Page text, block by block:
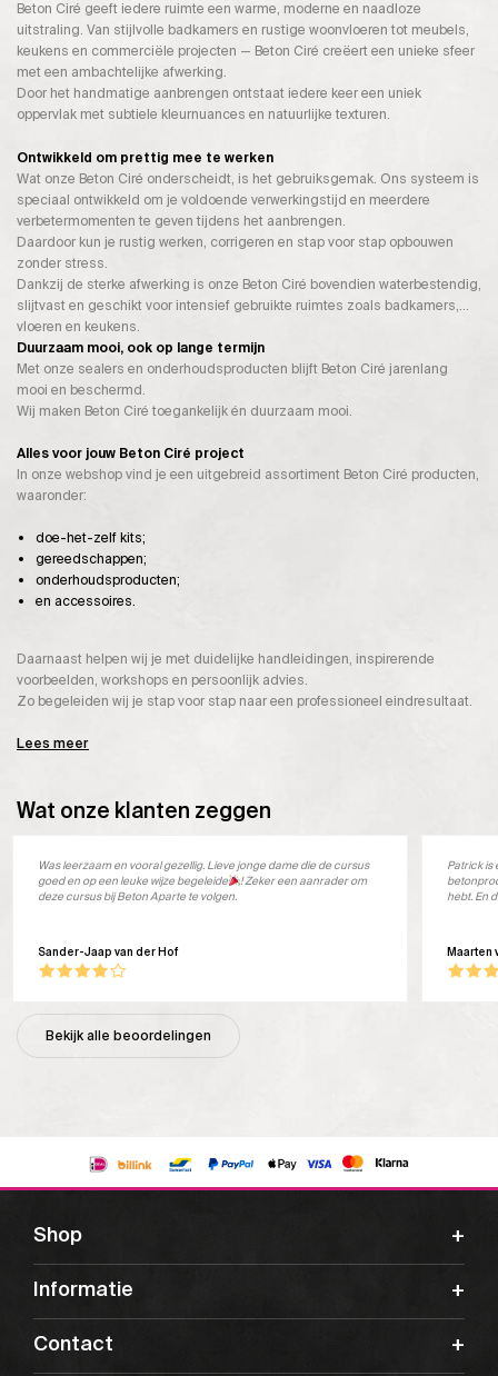
Beton Ciré geeft iedere ruimte een warme, moderne en naadloze
uitstraling. Van stijlvolle badkamers en rustige woonvloeren tot meubels,
keukens en commerciële projecten — Beton Ciré creëert een unieke sfeer
met een ambachtelijke afwerking.
Door het handmatige aanbrengen ontstaat iedere keer een uniek
oppervlak met subtiele kleurnuances en natuurlijke texturen.
Ontwikkeld om prettig mee te werken
Wat onze Beton Ciré onderscheidt, is het gebruiksgemak. Ons systeem is
speciaal ontwikkeld om je voldoende verwerkingstijd en meerdere
verbetermomenten te geven tijdens het aanbrengen.
Daardoor kun je rustig werken, corrigeren en stap voor stap opbouwen
zonder stress.
Dankzij de sterke afwerking is onze Beton Ciré bovendien waterbestendig,
slijtvast en geschikt voor intensief gebruikte ruimtes zoals badkamers,
vloeren en keukens.
Duurzaam mooi, ook op lange termijn
Met onze sealers en onderhoudsproducten blijft Beton Ciré jarenlang
mooi en beschermd.
Wij maken Beton Ciré toegankelijk én duurzaam mooi.
Alles voor jouw Beton Ciré project
In onze webshop vind je een uitgebreid assortiment Beton Ciré producten,
waaronder:
doe-het-zelf kits;
gereedschappen;
onderhoudsproducten;
en accessoires.
Daarnaast helpen wij je met duidelijke handleidingen, inspirerende
voorbeelden, workshops en persoonlijk advies.
Zo begeleiden wij je stap voor stap naar een professioneel eindresultaat.
Lees meer
Wat onze klanten zeggen
Sander-Jaap van der Hof
Was leerzaam en vooral gezellig. Lieve jonge dame die de cursus
goed en op een leuke wijze begeleide
! Zeker een aanrader om
deze cursus bij Beton Aparte te volgen.
Maarten
Patrick is
hebt. En
Bekijk alle beoordelingen
Shop
Informatie
Contact